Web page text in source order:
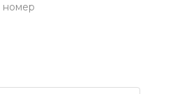
номер